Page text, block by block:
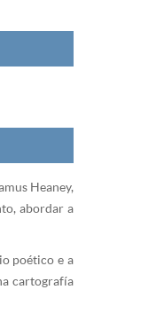
Heaney,
abordar a
poético e a
cartografía